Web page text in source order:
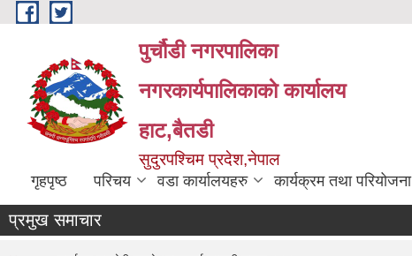
Skip to main content
पुर्चौडी नगरपालिका
नगरकार्यपालिकाकाे कार्यालय
हाट,बैतडी
सुदुरपश्चिम प्रदेश,नेपाल
गृहपृष्ठ परिचय वडा कार्यालयहरु कार्यक्रम तथा परियोजना
प्रमुख समाचार